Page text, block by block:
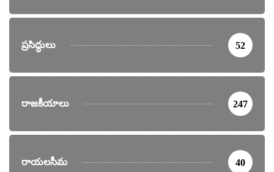
ప్రసిద్ధులు 52
రాజకీయాలు 247
రాయలసీమ 40